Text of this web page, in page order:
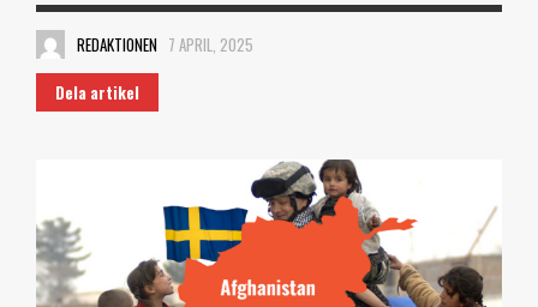
REDAKTIONEN 7 APRIL, 2025
Dela artikel